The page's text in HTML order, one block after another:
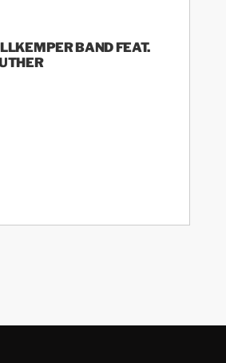
BAND FEAT.